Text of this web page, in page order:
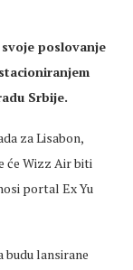
poslovanje
Srbije.
za Lisabon,
će Wizz Air biti
portal Ex Yu
budu lansirane